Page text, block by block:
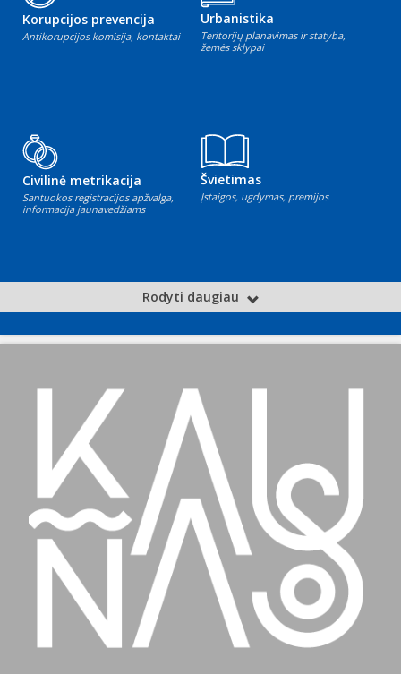
Korupcijos prevencija
Antikorupcijos komisija, kontaktai
Urbanistika
Teritorijų planavimas ir statyba,
žemės sklypai
Civilinė metrikacija
Santuokos registracijos apžvalga,
informacija jaunavedžiams
Švietimas
Įstaigos, ugdymas, premijos
Rodyti daugiau